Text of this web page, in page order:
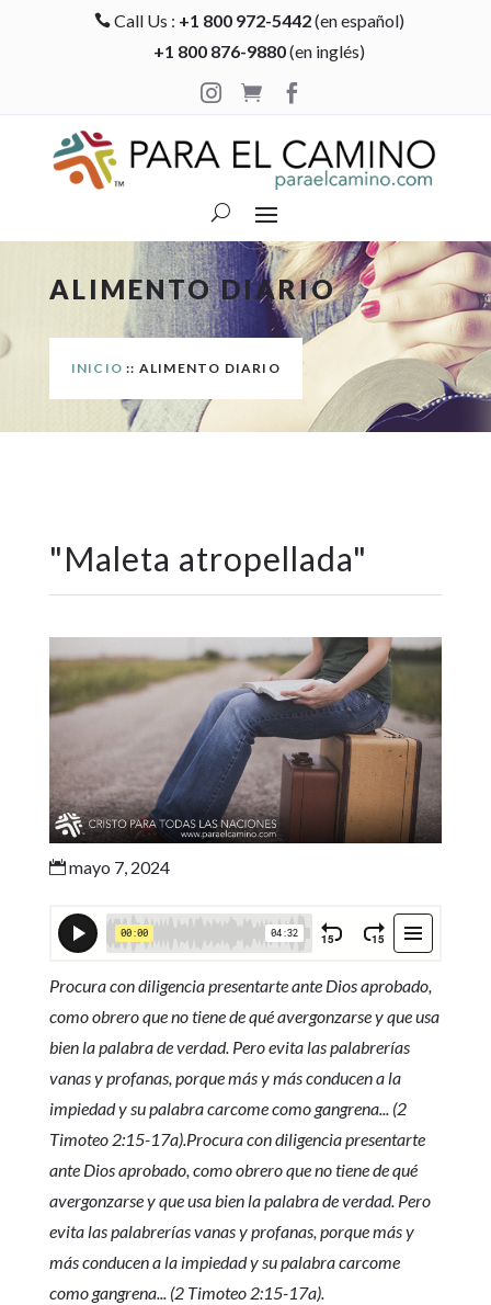
 Call Us : +1 800 972-5442(en español)
+1 800 876-9880(en inglés)

 
ALIMENTO DIARIO
INICIO :: ALIMENTO DIARIO
"Maleta atropellada"
mayo 7, 2024
Procura con diligencia presentarte ante Dios aprobado,
como obrero que no tiene de qué avergonzarse y que usa
bien la palabra de verdad. Pero evita las palabrerías
vanas y profanas, porque más y más conducen a la
impiedad y su palabra carcome como gangrena... (2
Timoteo 2:15-17a).Procura con diligencia presentarte
ante Dios aprobado, como obrero que no tiene de qué
avergonzarse y que usa bien la palabra de verdad. Pero
evita las palabrerías vanas y profanas, porque más y
más conducen a la impiedad y su palabra carcome
como gangrena... (2 Timoteo 2:15-17a).